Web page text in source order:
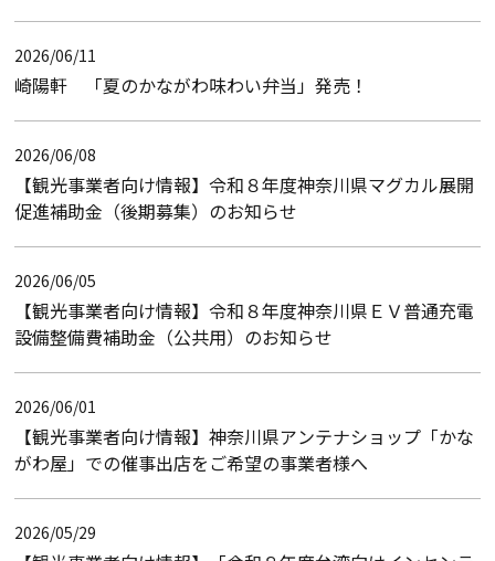
2026/06/11
崎陽軒 「夏のかながわ味わい弁当」発売！
2026/06/08
【観光事業者向け情報】令和８年度神奈川県マグカル展開
促進補助金（後期募集）のお知らせ
2026/06/05
【観光事業者向け情報】令和８年度神奈川県ＥＶ普通充電
設備整備費補助金（公共用）のお知らせ
2026/06/01
【観光事業者向け情報】神奈川県アンテナショップ「かな
がわ屋」での催事出店をご希望の事業者様へ
2026/05/29